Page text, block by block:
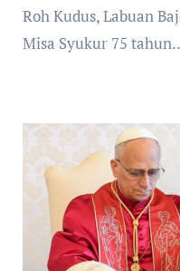
Roh Kudus, Labuan
Misa Syukur 75